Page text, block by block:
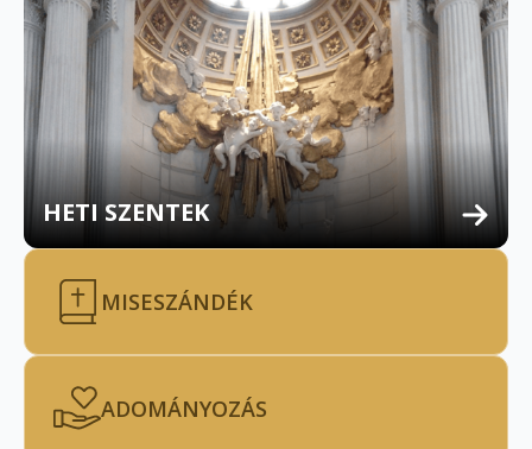
HETI SZENTEK
MISESZÁNDÉK
ADOMÁNYOZÁS